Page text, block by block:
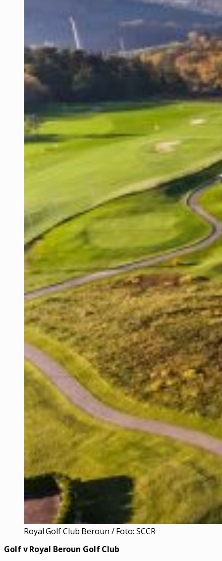
Royal Golf Club Beroun / Foto: SCCR
Golf v Royal Beroun Golf Club